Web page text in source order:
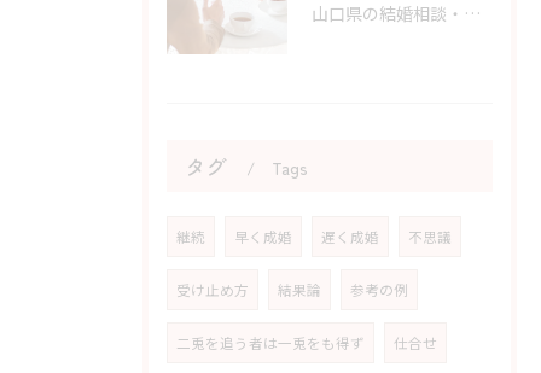
山口県の結婚相談・婚活の成功に直結する考え方の切り替え方
タグ Tags
継続 早く成婚 遅く成婚 不思議
受け止め方 結果論 参考の例
二兎を追う者は一兎をも得ず 仕合せ